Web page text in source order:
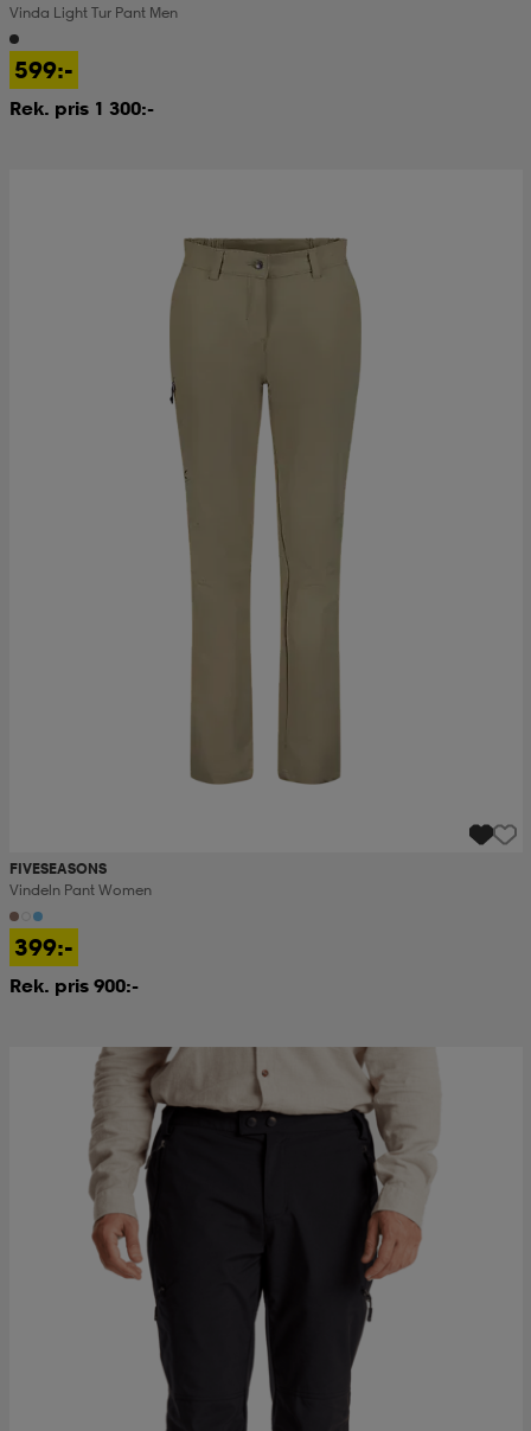
Vinda Light Tur Pant Men
599:-
Rek. pris 1 300:-
FIVESEASONS
Vindeln Pant Women
399:-
Rek. pris 900:-